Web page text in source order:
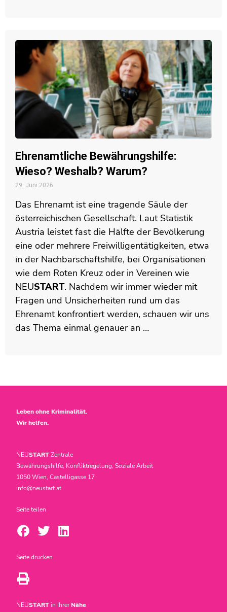
Ehrenamtliche Bewährungshilfe:
Wieso? Weshalb? Warum?
29. Juni 2026
Das Ehrenamt ist eine tragende Säule der
österreichischen Gesellschaft. Laut Statistik
Austria leistet fast die Hälfte der Bevölkerung
eine oder mehrere Freiwilligentätigkeiten, etwa
in der Nachbarschaftshilfe, bei Organisationen
wie dem Roten Kreuz oder in Vereinen wie
NEUSTART. Nachdem wir immer wieder mit
Fragen und Unsicherheiten rund um das
Ehrenamt konfrontiert werden, schauen wir uns
das Thema einmal genauer an …
Leben ohne Kriminalität.
Wir helfen.
NEUSTARTZentrale
Bewährungshilfe, Konfliktregelung, Soziale Arbeit
1050 Wien, Castelligasse 17
info@neustart.at
Seite teilen
Seite drucken
NEUSTARTin IhrerNähe